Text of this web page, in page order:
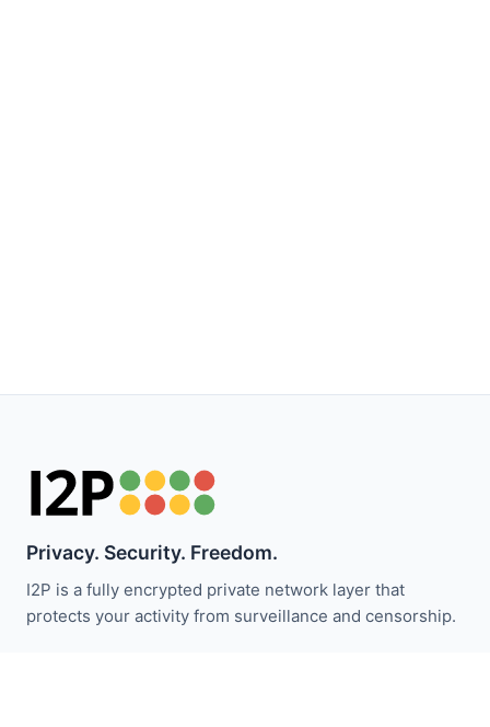
Privacy. Security. Freedom.
I2P is a fully encrypted private network layer that
protects your activity from surveillance and censorship.